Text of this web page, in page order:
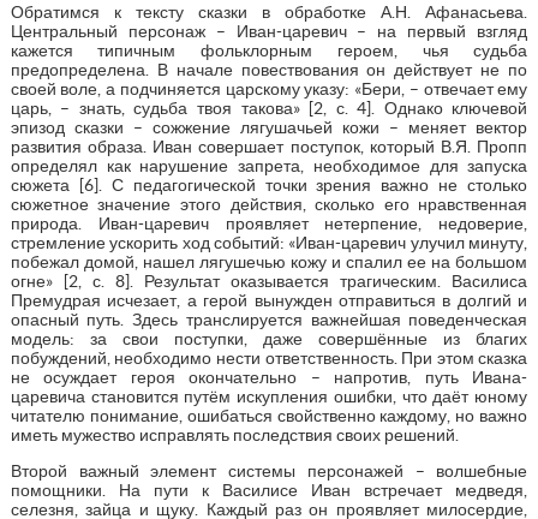
Обратимся к тексту сказки в обработке А.Н. Афанасьева.
Центральный персонаж – Иван-царевич – на первый взгляд
кажется типичным фольклорным героем, чья судьба
предопределена. В начале повествования он действует не по
своей воле, а подчиняется царскому указу: «Бери, – отвечает ему
царь, – знать, судьба твоя такова» [2, с. 4]. Однако ключевой
эпизод сказки – сожжение лягушачьей кожи – меняет вектор
развития образа. Иван совершает поступок, который В.Я. Пропп
определял как нарушение запрета, необходимое для запуска
сюжета [6]. С педагогической точки зрения важно не столько
сюжетное значение этого действия, сколько его нравственная
природа. Иван-царевич проявляет нетерпение, недоверие,
стремление ускорить ход событий: «Иван-царевич улучил минуту,
побежал домой, нашел лягушечью кожу и спалил ее на большом
огне» [2, с. 8]. Результат оказывается трагическим. Василиса
Премудрая исчезает, а герой вынужден отправиться в долгий и
опасный путь. Здесь транслируется важнейшая поведенческая
модель: за свои поступки, даже совершённые из благих
побуждений, необходимо нести ответственность. При этом сказка
не осуждает героя окончательно – напротив, путь Ивана-
царевича становится путём искупления ошибки, что даёт юному
читателю понимание, ошибаться свойственно каждому, но важно
иметь мужество исправлять последствия своих решений.
Второй важный элемент системы персонажей – волшебные
помощники. На пути к Василисе Иван встречает медведя,
селезня, зайца и щуку. Каждый раз он проявляет милосердие,